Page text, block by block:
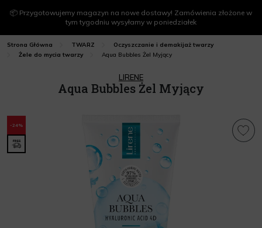
📦 Przygotowujemy magazyn na nowe dostawy! Zamówienia złożone w
tym tygodniu wysyłamy w poniedziałek
Strona Główna TWARZ
Oczyszczanie i demakijaż twarzy
Żele do mycia twarzy
Aqua Bubbles Żel Myjący
LIRENE
Aqua Bubbles Żel Myjący
-24%